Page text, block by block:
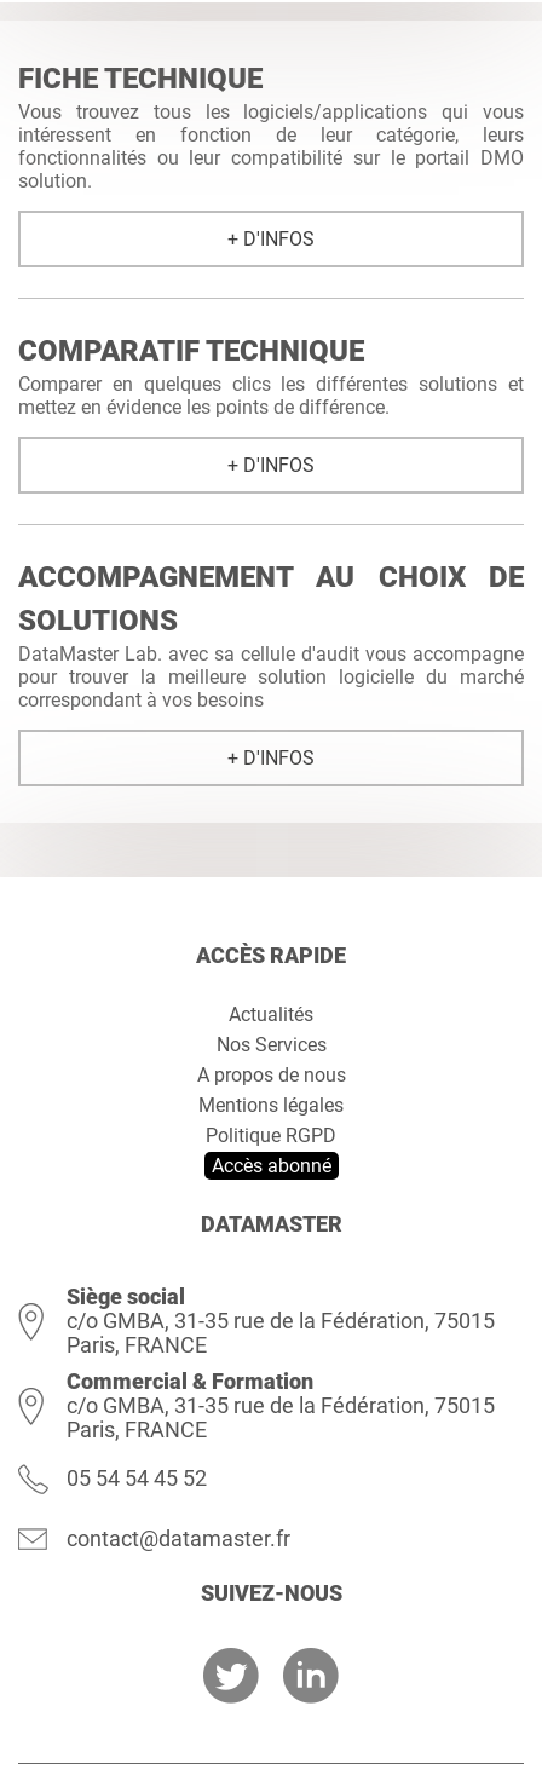
FICHE TECHNIQUE
Vous trouvez tous les logiciels/applications qui vous
intéressent en fonction de leur catégorie, leurs
fonctionnalités ou leur compatibilité sur le portail DMO
solution.
+ D'INFOS
COMPARATIF TECHNIQUE
Comparer en quelques clics les différentes solutions et
mettez en évidence les points de différence.
+ D'INFOS
ACCOMPAGNEMENT AU CHOIX DE
SOLUTIONS
DataMaster Lab. avec sa cellule d'audit vous accompagne
pour trouver la meilleure solution logicielle du marché
correspondant à vos besoins
+ D'INFOS
ACCÈS RAPIDE
Actualités
Nos Services
A propos de nous
Mentions légales
Politique RGPD
Accès abonné
DATAMASTER
Siège social
c/o GMBA, 31-35 rue de la Fédération, 75015
Paris, FRANCE
Commercial & Formation
c/o GMBA, 31-35 rue de la Fédération, 75015
Paris, FRANCE
05 54 54 45 52
contact@datamaster.fr
SUIVEZ-NOUS